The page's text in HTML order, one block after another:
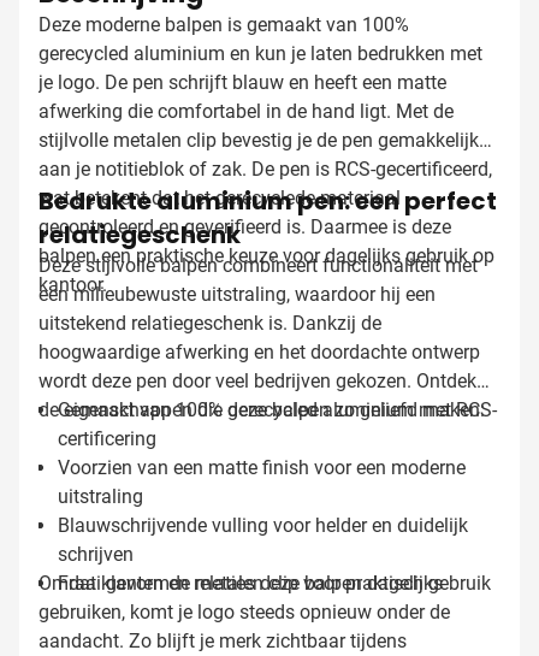
Deze moderne balpen is gemaakt van 100%
gerecycled aluminium en kun je laten bedrukken met
je logo. De pen schrijft blauw en heeft een matte
afwerking die comfortabel in de hand ligt. Met de
stijlvolle metalen clip bevestig je de pen gemakkelijk
aan je notitieblok of zak. De pen is RCS-gecertificeerd,
wat betekent dat het gerecyclede materiaal
gecontroleerd en geverifieerd is. Daarmee is deze
balpen een praktische keuze voor dagelijks gebruik op
kantoor.
Bedrukte aluminium pen: een perfect
relatiegeschenk
Deze stijlvolle balpen combineert functionaliteit met
een milieubewuste uitstraling, waardoor hij een
uitstekend relatiegeschenk is. Dankzij de
hoogwaardige afwerking en het doordachte ontwerp
wordt deze pen door veel bedrijven gekozen. Ontdek
de eigenschappen die deze balpen zo geliefd maken:
Gemaakt van 100% gerecycled aluminium met RCS-
certificering
Voorzien van een matte finish voor een moderne
uitstraling
Blauwschrijvende vulling voor helder en duidelijk
schrijven
Fraai gevormde metalen clip voor praktisch gebruik
Omdat klanten en relaties deze balpen dagelijks
gebruiken, komt je logo steeds opnieuw onder de
aandacht. Zo blijft je merk zichtbaar tijdens